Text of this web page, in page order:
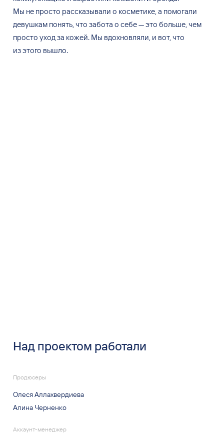
Мы не просто рассказывали о косметике, а помогали
девушкам понять, что забота о себе—это больше, чем
просто уход за кожей. Мы вдохновляли, и вот, что
изэтого вышло.
Над проектом работали
Продюсеры
Олеся Аллахвердиева
Алина Черненко
Аккаунт-менеджер